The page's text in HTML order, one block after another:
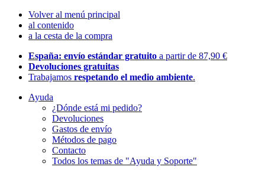
Volver al menú principal
al contenido
a la cesta de la compra
España: envío estándar gratuito a partir de 87,90 €
Devoluciones gratuitas
Trabajamos respetando el medio ambiente.
Ayuda
¿Dónde está mi pedido?
Devoluciones
Gastos de envío
Métodos de pago
Contacto
Todos los temas de "Ayuda y Soporte"